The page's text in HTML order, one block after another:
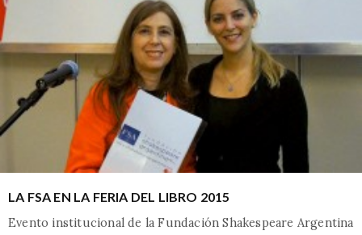
LA FSA EN LA FERIA DEL LIBRO 2015
Evento institucional de la Fundación Shakespeare Argentina